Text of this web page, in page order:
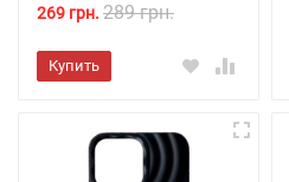
269 грн. 289 грн.
Купить